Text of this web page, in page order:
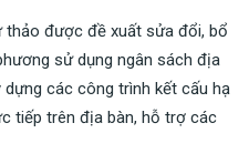
thảo được đề xuất sửa đổi, bổ
sử dụng ngân sách địa
các công trình kết cấu hạ
tiếp trên địa bàn, hỗ trợ các